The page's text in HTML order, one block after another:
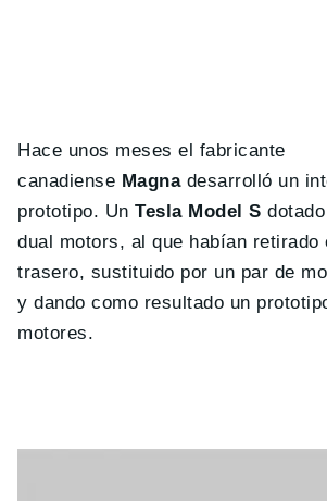
Hace unos meses el fabricante
canadiense Magnadesarrolló un
prototipo. UnTesla Model S
dual motors, al que habían retirado
trasero, sustituido por un par de
y dando como resultado un
motores.